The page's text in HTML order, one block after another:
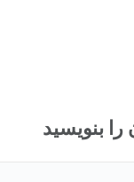
را بنویسید